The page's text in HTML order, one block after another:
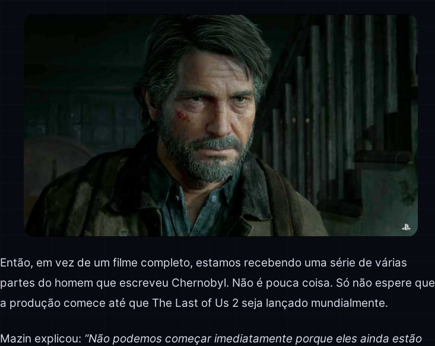
Então, em vez de um filme completo, estamos recebendo uma série de várias
partes do homem que escreveu Chernobyl. Não é pouca coisa. Só não espere que
a produção comece até que The Last of Us 2 seja lançado mundialmente.
Mazin explicou: “Não podemos começar imediatamente porque eles ainda estão